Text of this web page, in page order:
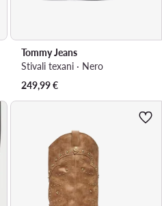
Tommy Jeans
Stivali texani · Nero
249,99€